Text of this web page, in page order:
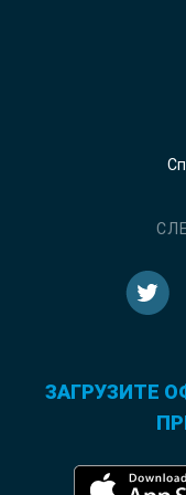
ЗАГРУЗИТЕ